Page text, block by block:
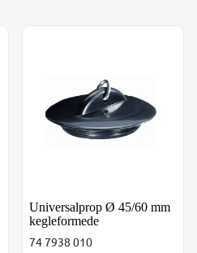
Universalprop Ø 45/60 mm
kegleformede
74 7938 010